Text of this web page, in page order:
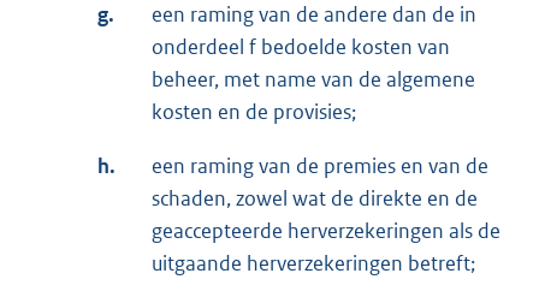
g.
een raming van de andere dan de in
onderdeel f bedoelde kosten van
beheer, met name van de algemene
kosten en de provisies;
h.
een raming van de premies en van de
schaden, zowel wat de direkte en de
geaccepteerde herverzekeringen als de
uitgaande herverzekeringen betreft;